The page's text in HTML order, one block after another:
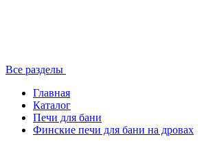
Все разделы
Главная
Каталог
Печи для бани
Финские печи для бани на дровах